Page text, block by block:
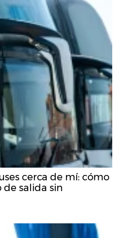
cerca de mí: cómo
salida sin